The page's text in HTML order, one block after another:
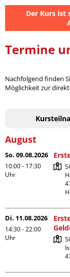
Der Kurs ist
Termine
Nachfolgend finden
Möglichkeit zur
August
So. 09.08.2026
10:00 - 17:30
Uhr
Di. 11.08.2026
14:30 - 22:00
Uhr